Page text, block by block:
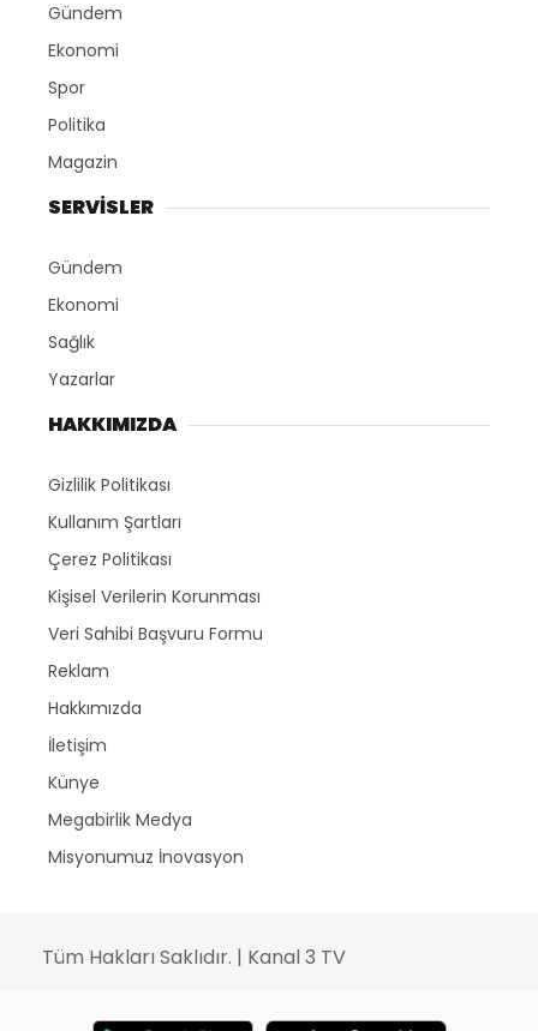
Gündem
Ekonomi
Spor
Politika
Magazin
SERVİSLER
Gündem
Ekonomi
Sağlık
Yazarlar
HAKKIMIZDA
Gizlilik Politikası
Kullanım Şartları
Çerez Politikası
Kişisel Verilerin Korunması
Veri Sahibi Başvuru Formu
Reklam
Hakkımızda
İletişim
Künye
Megabirlik Medya
Misyonumuz İnovasyon
Tüm Hakları Saklıdır. | Kanal 3 TV